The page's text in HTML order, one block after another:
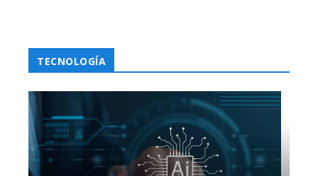
TECNOLOGÍA